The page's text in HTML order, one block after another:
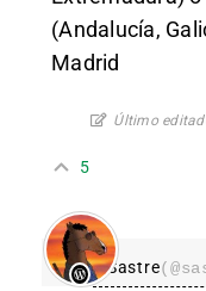
(Andalucía,
Madrid
Último
5
Sastre